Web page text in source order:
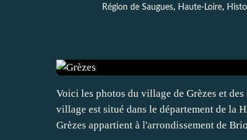
Région de Saugues, Haute-Loire,
Voici les photos du village de Grèzes et
village est situé dans le département de la
Grèzes appartient à l'arrondissement de